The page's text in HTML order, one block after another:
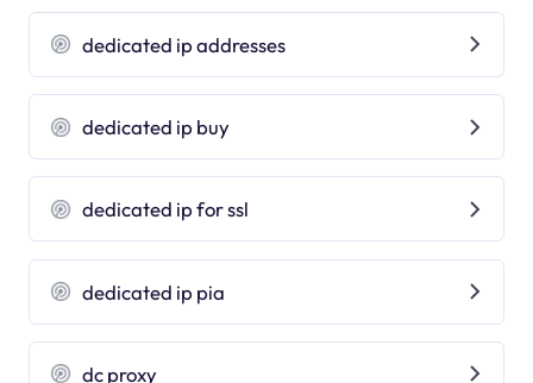
dedicated ip addresses
dedicated ip buy
dedicated ip for ssl
dedicated ip pia
dc proxy